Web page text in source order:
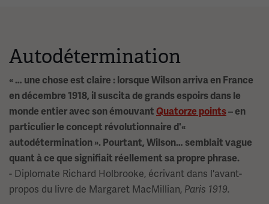
Autodétermination
« … une chose est claire : lorsque Wilson arriva en France
en décembre 1918, il suscita de grands espoirs dans le
monde entier avec son émouvant Quatorze points– en
particulier le concept révolutionnaire d'«
autodétermination ». Pourtant, Wilson… semblait vague
quant à ce que signifiait réellement sa propre phrase.
- Diplomate Richard Holbrooke, écrivant dans l'avant-
propos du livre de Margaret MacMillian, Paris 1919.